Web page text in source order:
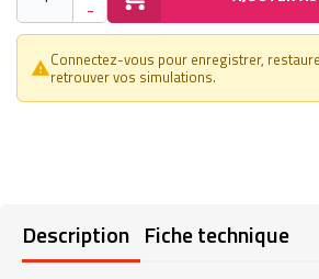
-
warning_amber
Connectez-vous pour enregistrer,
retrouver vos simulations.
Description Fiche technique